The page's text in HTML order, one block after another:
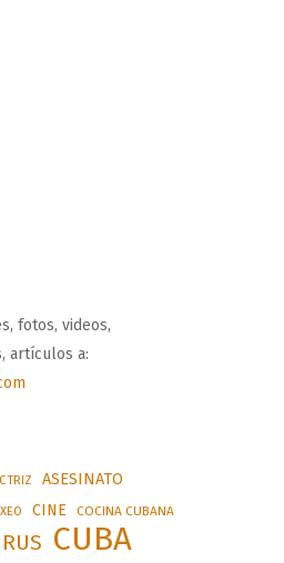
fotos, videos,
artículos a:
ASESINATO
CINE COCINA CUBANA
CUBA